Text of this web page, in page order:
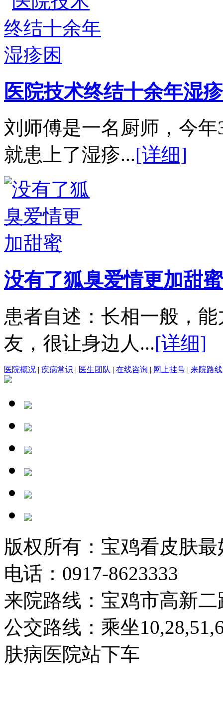
医院技术终结十余年湿
刘师傅是一名厨师，今
就患上了湿疹...[详细]
没有了狐臭爱情更加甜蜜
患者自述：长相一般，
友，很让身边人...[详细]
医院概况 | 疾病常识 | 医生团队 | 在线咨询 | 网上挂号 | 来院路线
版权所有：宝鸡看皮肤
电话：0917-8623333
来院路线：宝鸡市高新二
公交路线：乘坐
肤病医院站下车